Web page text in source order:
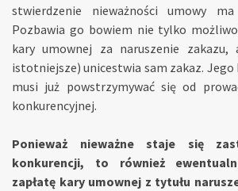
stwierdzenie nieważności umowy
Pozbawia go bowiem nie tylko
kary umownej za naruszenie
istotniejsze) unicestwia sam zakaz. Jego
musi już powstrzymywać się od
konkurencyjnej.
Ponieważ nieważne staje się
konkurencji, to również
zapłatę kary umownej z tytułu